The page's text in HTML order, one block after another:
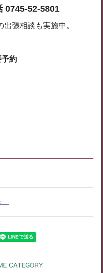
0745-52-5801
張相談も実施中。
予約